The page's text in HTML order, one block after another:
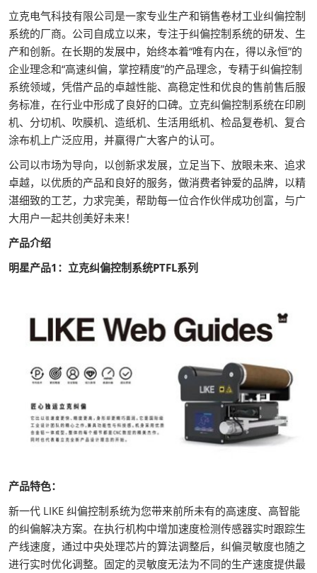
立克电气科技有限公司是一家专业生产和销售卷材工业纠偏控制
系统的厂商。公司自成立以来，专注于纠偏控制系统的研发、生
产和创新。在长期的发展中，始终本着“唯有内在，得以永恒”的
企业理念和“高速纠偏，掌控精度”的产品理念，专精于纠偏控制
系统领域，凭借产品的卓越性能、高稳定性和优良的售前售后服
务标准，在行业中形成了良好的口碑。立克纠偏控制系统在印刷
机、分切机、吹膜机、造纸机、生活用纸机、检品复卷机、复合
涂布机上广泛应用，并赢得广大客户的认可。
公司以市场为导向，以创新求发展，立足当下、放眼未来、追求
卓越，以优质的产品和良好的服务，做消费者钟爱的品牌，以精
湛细致的工艺，力求完美，帮助每一位合作伙伴成功创富，与广
大用户一起共创美好未来！
产品介绍
明星产品1：立克纠偏控制系统PTFL系列
产品特色：
新一代 LIKE 纠偏控制系统为您带来前所未有的高速度、高智能
的纠偏解决方案。在执行机构中增加速度检测传感器实时跟踪生
产线速度，通过中央处理芯片的算法调整后，纠偏灵敏度也随之
进行实时优化调整。固定的灵敏度无法为不同的生产速度提供最